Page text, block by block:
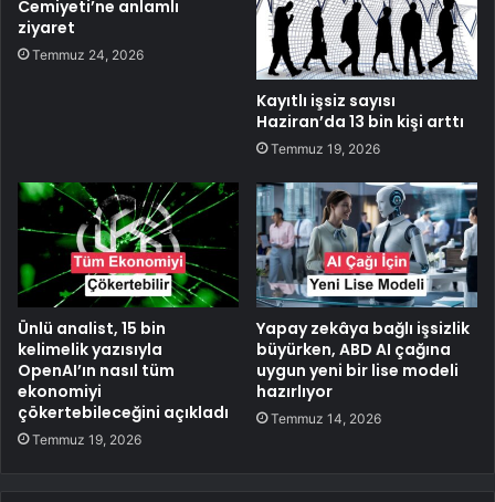
Cemiyeti’ne anlamlı
ziyaret
Temmuz 24, 2026
Kayıtlı işsiz sayısı
Haziran’da 13 bin kişi arttı
Temmuz 19, 2026
Ünlü analist, 15 bin
kelimelik yazısıyla
OpenAI’ın nasıl tüm
ekonomiyi
çökertebileceğini açıkladı
Temmuz 19, 2026
Yapay zekâya bağlı işsizlik
büyürken, ABD AI çağına
uygun yeni bir lise modeli
hazırlıyor
Temmuz 14, 2026